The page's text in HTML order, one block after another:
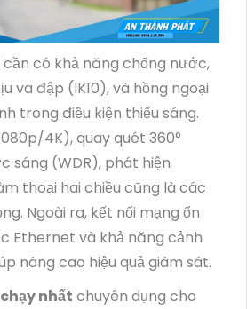
có khả năng chống nước,
va đập (IK10), và hồng ngoại
trong điều kiện thiếu sáng.
4K), quay quét 360°
sáng (WDR), phát hiện
thoại hai chiều cũng là các
Ngoài ra, kết nối mạng ổn
Ethernet và khả năng cảnh
nâng cao hiệu quả giám sát.
nhất chuyên dụng cho